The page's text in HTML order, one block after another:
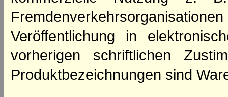
Veröffentlichung in
vorherigen schriftlichen
Produktbezeichnungen sind